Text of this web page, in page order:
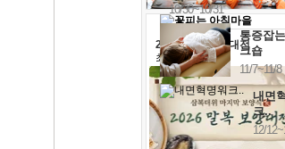
10/30~10/31
통증잡
크숍
11/7~11/8
내면
크..
12/
2026 말복 보양대전
최대74%할인